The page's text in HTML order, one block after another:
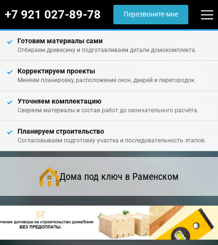
+7 921 027-89-78 Перезвоните мне
Готовим материалы сами
Отбираем древесину и подготавливаем детали домокомплекта.
Корректируем проекты
Меняем планировку, расположение окон, дверей и перегородок.
Уточняем комплектацию
Сверяем материалы и состав работ до окончательного расчёта.
Планируем строительство
Согласовываем подготовку участка и последовательность этапов.
Дома под ключ в Раменском